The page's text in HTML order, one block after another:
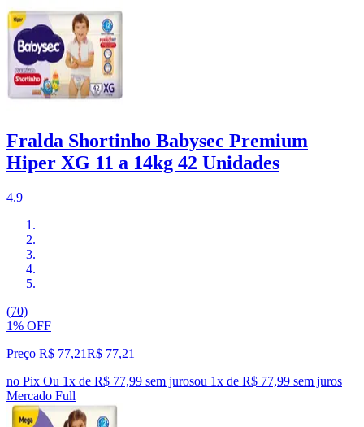
Fralda Shortinho Babysec Premium
Hiper XG 11 a 14kg 42 Unidades
4.9
(70)
1% OFF
Preço R$ 77,21R$ 77,21
no Pix Ou 1x de R$ 77,99 sem jurosou 1x de R$ 77,99 sem juros
Mercado Full